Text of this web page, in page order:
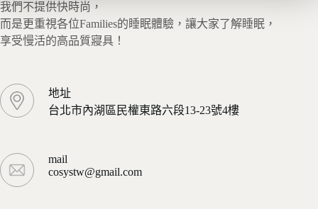
做
販
售？
我們不提供快時尚，
而是更重視各位Families的睡眠體驗，讓大家了解睡眠，
享受慢活的高品質寢具！
地址
台北市內湖區民權東路六段13-23號4樓
mail
cosystw@gmail.com